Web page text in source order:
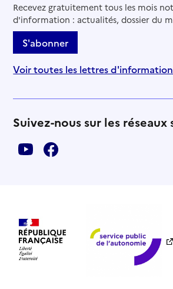
Recevez gratuitement tous les mois
d'information : actualités, dossier du
S'abonner
Voir toutes les lettres d'information
Suivez-nous sur les réseaux